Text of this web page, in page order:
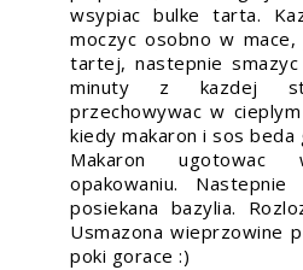
wsypiac bulke tarta.
moczyc osobno w
tartej, nastepnie
minuty z kazdej
przechowywac w
kiedy makaron i sos beda
Makaron ugotowac
opakowaniu.
posiekana bazylia.
Usmazona wieprzowine
poki gorace :)